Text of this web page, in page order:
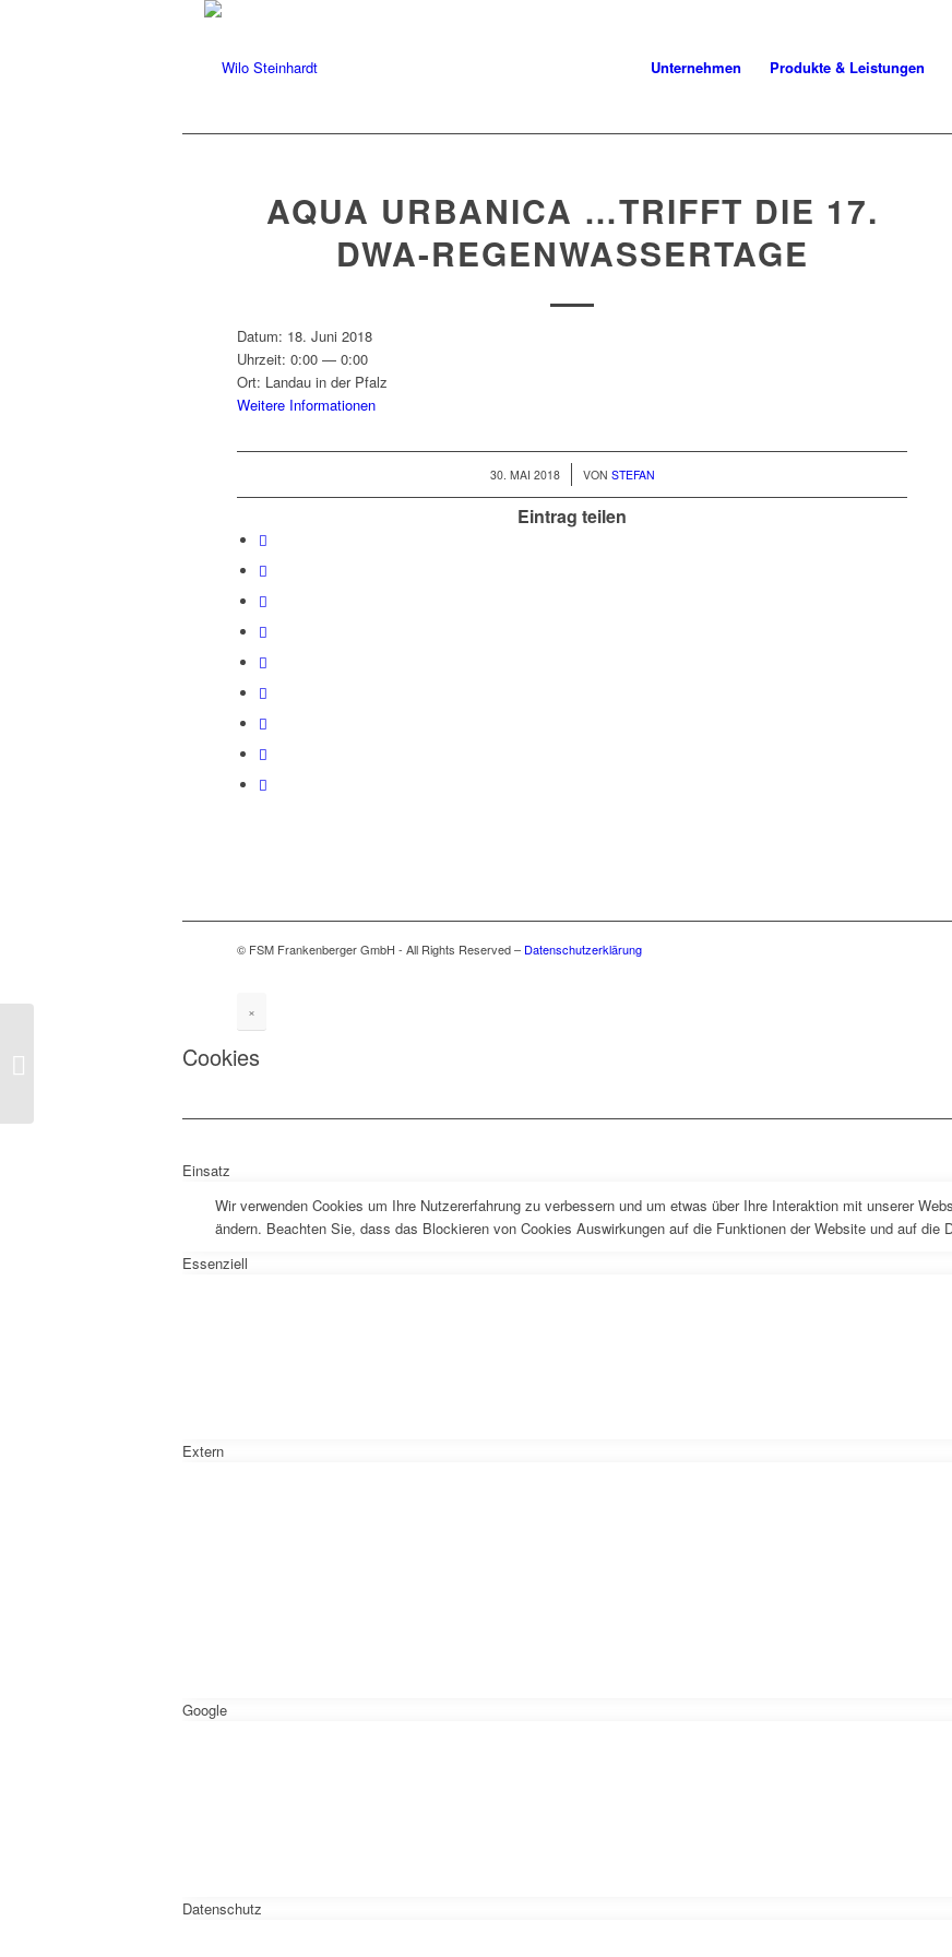
Unternehmen Produkte & Leistungen
AQUA URBANICA …TRIFFT DIE 17.
DWA-REGENWASSERTAGE
Datum: 18. Juni 2018
Uhrzeit: 0:00 — 0:00
Ort: Lan­dau in der Pfalz
Weit­ere Informationen
30. MAI 2018
/ VON STEFAN
Eintrag teilen
© FSM Frankenberger GmbH - All Rights Reserved – Datenschutzerklärung
DWA Landesverbandstagung Baden-
×
Cookies
Einsatz
Wir verwenden Cookies um Ihre Nutzererfahrung zu verbessern und um etwas über Ihre Interaktion mit unserer
ändern. Beachten Sie, dass das Blockieren von Cookies Auswirkungen auf die Funktionen der Website und auf die
Essenziell
Extern
Google
Datenschutz